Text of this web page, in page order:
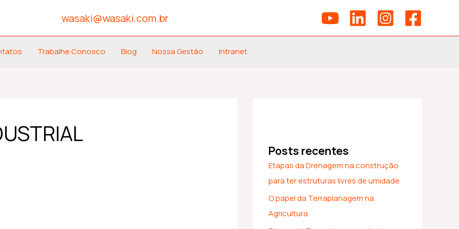
wasaki@wasaki.com.br
Trabalhe Conosco Blog Nossa Gestão Intranet
Posts recentes
Etapas da Drenagem na construção
para ter estruturas livres de umidade
O papel da Terraplanagem na
Agricultura